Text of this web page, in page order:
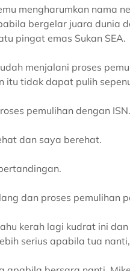
mengharumkan nama
bergelar juara dunia
pingat emas Sukan SEA.
menjalani proses
itu tidak dapat pulih
pemulihan dengan ISN.
dan saya berehat.
dan proses pemulihan
kerah lagi kudrat ini
serius apabila tua